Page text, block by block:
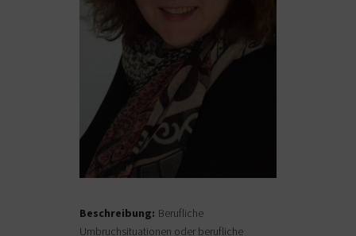
Beschreibung: Berufliche
Umbruchsituationen oder berufliche